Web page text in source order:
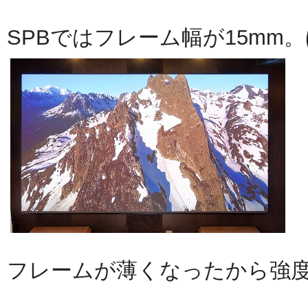
SPBではフレーム幅が15mm
フレームが薄くなったから強